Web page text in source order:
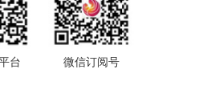
台 微信订阅号